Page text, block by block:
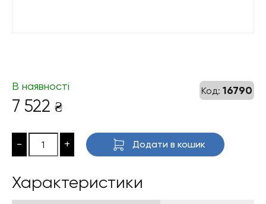
Код: 16790
В наявності
7 522 ₴
- + Додати в кошик
Характеристики